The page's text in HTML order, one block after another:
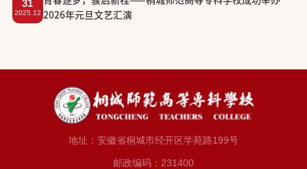
31
2025.12 2026年元旦文艺汇演
地址：安徽省桐城市经开区学苑路199号
邮政编码：231400